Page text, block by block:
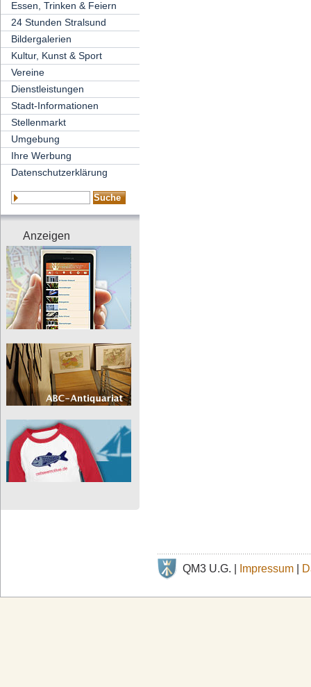
Essen, Trinken & Feiern
24 Stunden Stralsund
Bildergalerien
Kultur, Kunst & Sport
Vereine
Dienstleistungen
Stadt-Informationen
Stellenmarkt
Umgebung
Ihre Werbung
Datenschutzerklärung
Anzeigen
QM3 U.G. | Impressum